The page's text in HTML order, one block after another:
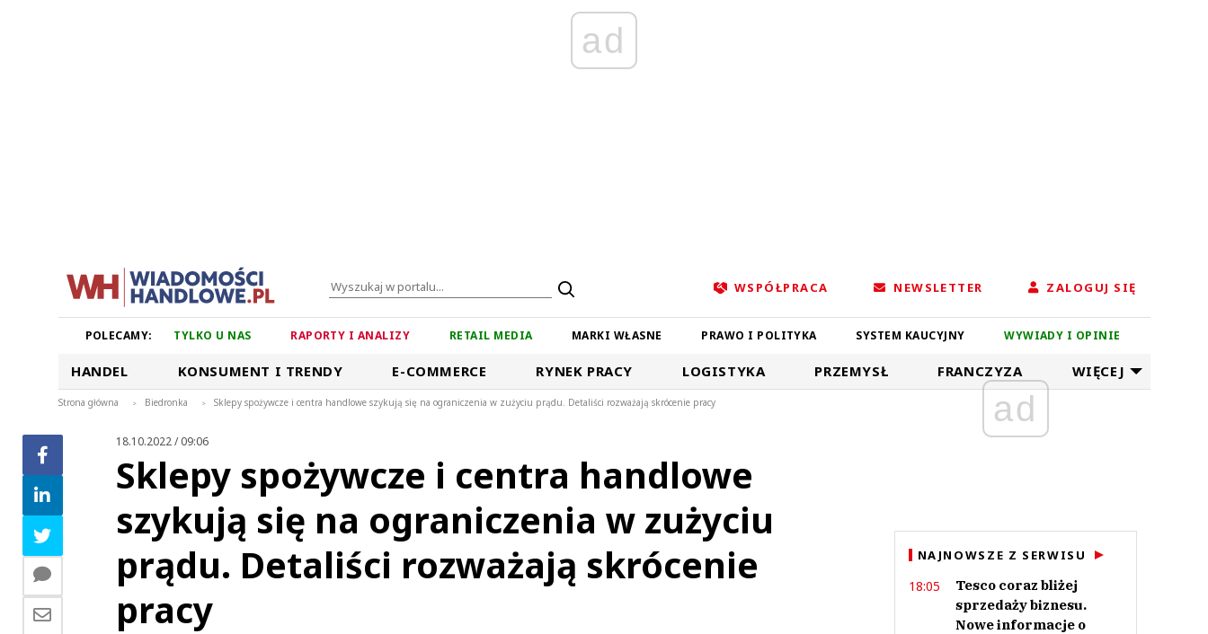
ad
WSPÓŁPRACA NEWSLETTER ZALOGUJ SIĘ
POLECAMY: TYLKO U NAS RAPORTY I ANALIZY RETAIL MEDIA MARKI WŁASNE PRAWO I POLITYKA SYSTEM KAUCYJNY WYWIADY I OPINIE
HANDEL KONSUMENT I TRENDY E-COMMERCE RYNEK PRACY LOGISTYKA PRZEMYSŁ FRANCZYZA WIĘCEJ
Strona główna > Biedronka > Sklepy spożywcze i centra handlowe szykują się na ograniczenia w zużyciu prądu. Detaliści rozważają skrócenie pracy
18.10.2022 / 09:06
Sklepy spożywcze i centra handlowe
szykują się na ograniczenia w zużyciu
prądu. Detaliści rozważają skrócenie
pracy
ad
NAJNOWSZE Z SERWISU
18:05
Tesco coraz bliżej
sprzedaży biznesu.
Nowe informacje o